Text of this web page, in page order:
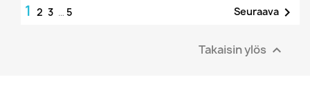
1 2 3 … 5 Seuraava 
Takaisin ylös 